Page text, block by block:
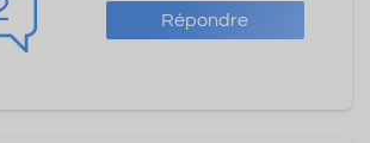
Répondre